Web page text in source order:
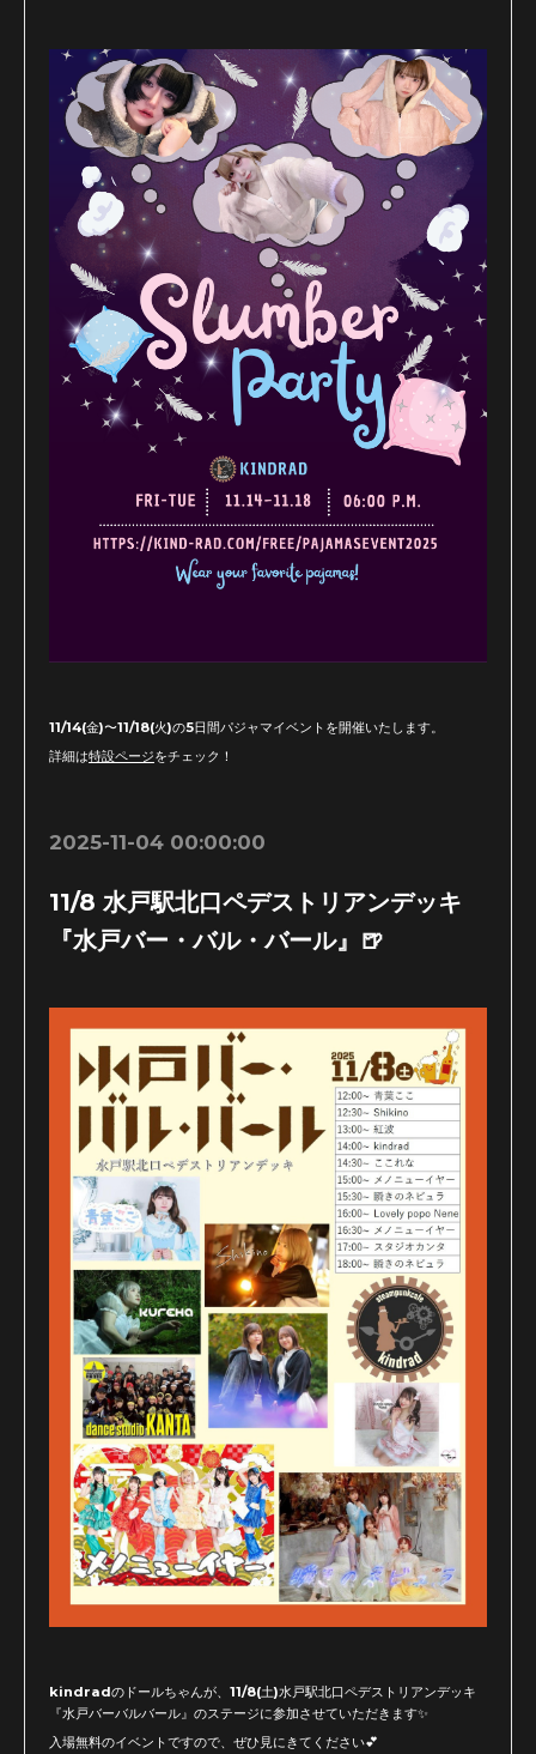
11/14(金)〜11/18(火)の5日間パジャマイベントを開催いたします。
詳細は特設ページをチェック！
2025-11-04 00:00:00
11/8 水戸駅北口ペデストリアンデッキ
『水戸バー・バル・バール』🍺
kindradのドールちゃんが、11/8(土)水戸駅北口ペデストリアンデッキ
『水戸バーバルバール』のステージに参加させていただきます✨
入場無料のイベントですので、ぜひ見にきてください💕